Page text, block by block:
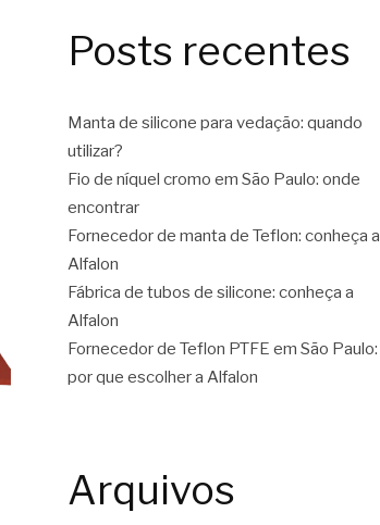
Posts recentes
Manta de silicone para vedação: quando
utilizar?
Fio de níquel cromo em São Paulo: onde
encontrar
Fornecedor de manta de Teflon: conheça a
Alfalon
Fábrica de tubos de silicone: conheça a
Alfalon
Fornecedor de Teflon PTFE em São Paulo:
por que escolher a Alfalon
Arquivos